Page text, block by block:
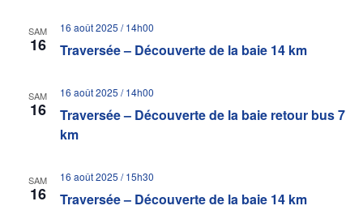
SAM
16 Traversée – Découverte de la baie 14 km
16 août 2025 / 14h00
SAM
16
Traversée – Découverte de la baie retour bus 7
km
16 août 2025 / 14h00
SAM
16 Traversée – Découverte de la baie 14 km
16 août 2025 / 15h30